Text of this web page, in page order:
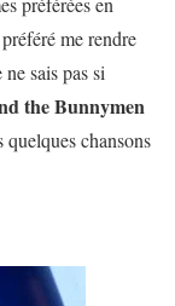
me rendre
sais pas si
the Bunnymen
chansons